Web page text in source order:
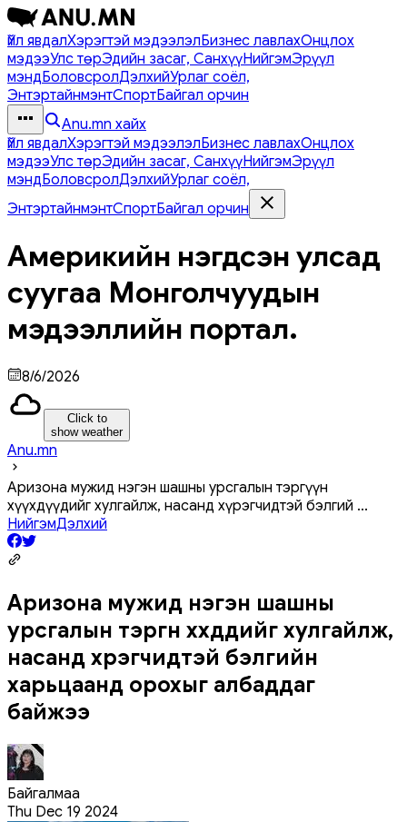
Үйл явдалХэрэгтэй мэдээлэлБизнес лавлахОнцлох
мэдээУлс төрЭдийн засаг, СанхүүНийгэмЭрүүл
мэндБоловсролДэлхийУрлаг соёл,
ЭнтэртайнмэнтСпортБайгал орчин
Anu.mn хайх
Үйл явдалХэрэгтэй мэдээлэлБизнес лавлахОнцлох
мэдээУлс төрЭдийн засаг, СанхүүНийгэмЭрүүл
мэндБоловсролДэлхийУрлаг соёл,
ЭнтэртайнмэнтСпортБайгал орчин
Америкийн нэгдсэн улсад
суугаа Монголчуудын
мэдээллийн портал.
8/6/2026
Click to
show weather
Anu.mn
Аризона мужид нэгэн шашны урсгалын тэргүүн
хүүхдүүдийг хулгайлж, насанд хүрэгчидтэй бэлгий ...
НийгэмДэлхий
Аризона мужид нэгэн шашны
урсгалын тэргүүн хүүхдүүдийг хулгайлж,
насанд хүрэгчидтэй бэлгийн
харьцаанд орохыг албаддаг
байжээ
Байгалмаа
Thu Dec 19 2024